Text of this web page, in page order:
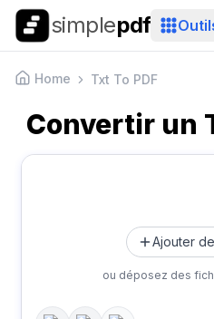
simplepdf
Home Txt To PDF
Convertir un
Ajouter
ou déposez des